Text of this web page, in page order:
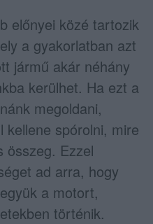
előnyei közé tartozik
a gyakorlatban azt
jármű akár néhány
kerülhet. Ha ezt a
megoldani,
kellene spórolni, mire
összeg. Ezzel
ad arra, hogy
a motort,
történik.